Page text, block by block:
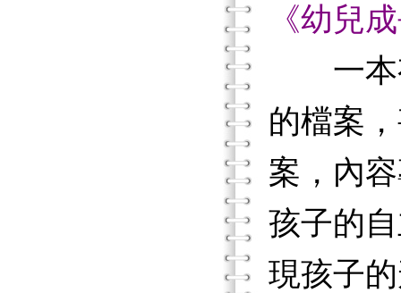
《幼兒
一本有
的檔案
案，內
孩子的
現孩子